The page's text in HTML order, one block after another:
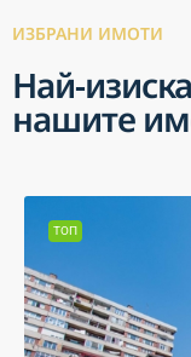
ИЗБРАНИ ИМОТИ
Най-
нашите
ТОП